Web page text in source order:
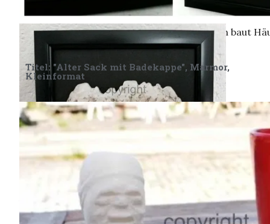
Die Natur erschafft Monumente, der Mensch baut
Die Natur erschafft Monumente, der Mensch
baut Häuser
Titel: "Alter Sack mit Badekappe", Marmor,
Kleinformat